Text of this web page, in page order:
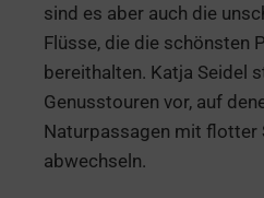
sind es aber auch die
Flüsse, die die schönsten
bereithalten. Katja Seidel
Genusstouren vor, auf
Naturpassagen mit flotter
abwechseln.